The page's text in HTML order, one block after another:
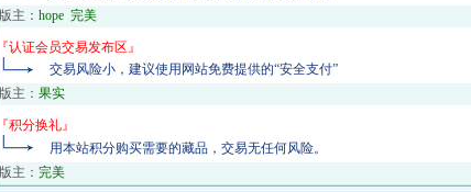
版主： hope 完美
『认证会员交易发布区』
交易风险小，建议使用网站免费提供的“安全支付”
版主： 果实
『积分换礼』
用本站积分购买需要的藏品，交易无任何风险。
版主： 完美